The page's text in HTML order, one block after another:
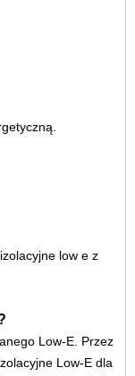
low e z
Low-E. Przez
Low-E dla